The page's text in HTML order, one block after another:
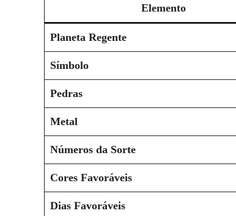
Elemento
Planeta Regente
Símbolo
Pedras
Metal
Números da Sorte
Cores Favoráveis
Dias Favoráveis